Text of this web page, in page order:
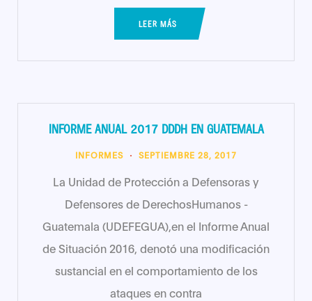
LEER MÁS
INFORME ANUAL 2017 DDDH EN GUATEMALA
INFORMES SEPTIEMBRE 28, 2017
La Unidad de Protección a Defensoras y
Defensores de DerechosHumanos -
Guatemala (UDEFEGUA),en el Informe Anual
de Situación 2016, denotó una modificación
sustancial en el comportamiento de los
ataques en contra